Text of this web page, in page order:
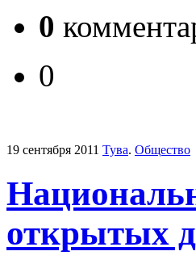
0
0
19 сентября 2011 Тува. Общество
открытых